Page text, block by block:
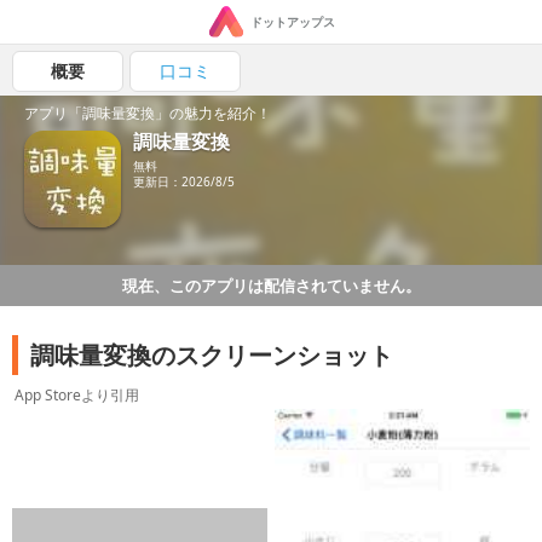
ドットアップス
概要 口コミ
アプリ「調味量変換」の魅力を紹介！
調味量変換
無料
更新日：2026/8/5
現在、このアプリは配信されていません。
調味量変換のスクリーンショット
App Storeより引用